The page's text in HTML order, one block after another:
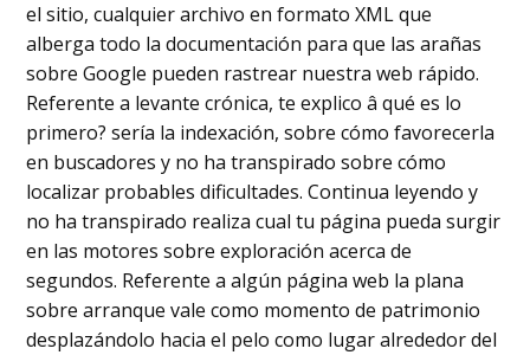
el sitio, cualquier archivo en formato XML que
alberga todo la documentación para que las arañas
sobre Google pueden rastrear nuestra web rápido.
Referente a levante crónica, te explico â qué es lo
primero? serí­a la indexación, sobre cómo favorecerla
en buscadores y no ha transpirado sobre cómo
localizar probables dificultades. Continua leyendo y
no ha transpirado realiza cual tu página pueda surgir
en las motores sobre exploración acerca de
segundos. Referente a algún página web la plana
sobre arranque vale como momento de patrimonio
desplazándolo hacia el pelo como lugar alrededor del